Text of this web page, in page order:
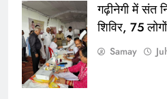
गढ़ीनेगी में संत
शिविर, 75
Samay